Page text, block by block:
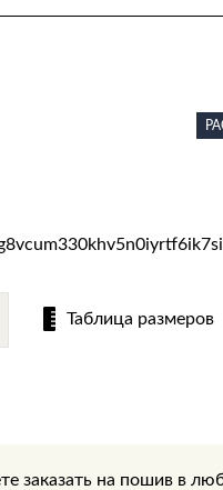
Таблица размеров
заказать на пошив в